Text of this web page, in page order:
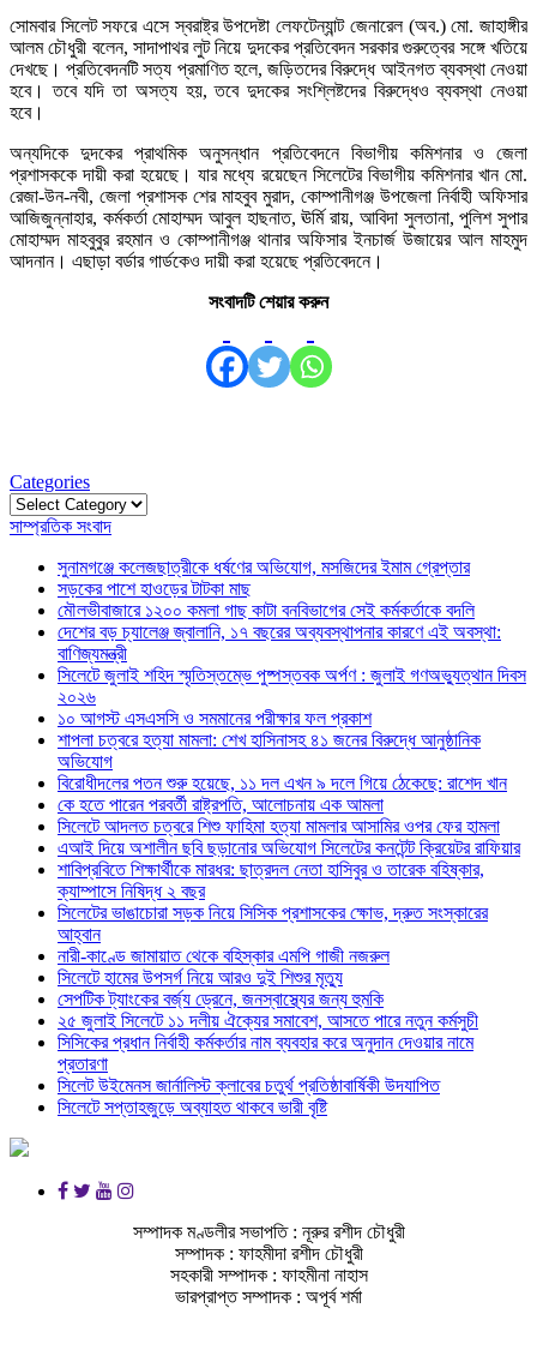
সোমবার সিলেট সফরে এসে স্বরাষ্ট্র উপদেষ্টা লেফটেন্যান্ট জেনারেল (অব.) মো. জাহাঙ্গীর
আলম চৌধুরী বলেন, সাদাপাথর লুট নিয়ে দুদকের প্রতিবেদন সরকার গুরুত্বের সঙ্গে খতিয়ে
দেখছে। প্রতিবেদনটি সত্য প্রমাণিত হলে, জড়িতদের বিরুদ্ধে আইনগত ব্যবস্থা নেওয়া
হবে। তবে যদি তা অসত্য হয়, তবে দুদকের সংশ্লিষ্টদের বিরুদ্ধেও ব্যবস্থা নেওয়া
হবে।
অন্যদিকে দুদকের প্রাথমিক অনুসন্ধান প্রতিবেদনে বিভাগীয় কমিশনার ও জেলা
প্রশাসককে দায়ী করা হয়েছে। যার মধ্যে রয়েছেন সিলেটের বিভাগীয় কমিশনার খান মো.
রেজা-উন-নবী, জেলা প্রশাসক শের মাহবুব মুরাদ, কোম্পানীগঞ্জ উপজেলা নির্বাহী অফিসার
আজিজুন্নাহার, কর্মকর্তা মোহাম্মদ আবুল হাছনাত, ঊর্মি রায়, আবিদা সুলতানা, পুলিশ সুপার
মোহাম্মদ মাহবুবুর রহমান ও কোম্পানীগঞ্জ থানার অফিসার ইনচার্জ উজায়ের আল মাহমুদ
আদনান। এছাড়া বর্ডার গার্ডকেও দায়ী করা হয়েছে প্রতিবেদনে।
সংবাদটি শেয়ার করুন
Categories
Categories
সাম্প্রতিক সংবাদ
সুনামগঞ্জে কলেজছাত্রীকে ধর্ষণের অভিযোগ, মসজিদের ইমাম গ্রেপ্তার
সড়কের পাশে হাওড়ের টাটকা মাছ
মৌলভীবাজারে ১২০০ কমলা গাছ কাটা বনবিভাগের সেই কর্মকর্তাকে বদলি
দেশের বড় চ্যালেঞ্জ জ্বালানি, ১৭ বছরের অব্যবস্থাপনার কারণে এই অবস্থা:
বাণিজ্যমন্ত্রী
সিলেটে জুলাই শহিদ স্মৃতিস্তম্ভে পুষ্পস্তবক অর্পণ : জুলাই গণঅভ্যুত্থান দিবস
২০২৬
১০ আগস্ট এসএসসি ও সমমানের পরীক্ষার ফল প্রকাশ
শাপলা চত্বরে হত্যা মামলা: শেখ হাসিনাসহ ৪১ জনের বিরুদ্ধে আনুষ্ঠানিক
অভিযোগ
বিরোধীদলের পতন শুরু হয়েছে, ১১ দল এখন ৯ দলে গিয়ে ঠেকেছে: রাশেদ খান
কে হতে পারেন পরবর্তী রাষ্ট্রপতি, আলোচনায় এক আমলা
সিলেটে আদলত চত্বরে শিশু ফাহিমা হত্যা মামলার আসামির ওপর ফের হামলা
এআই দিয়ে অশালীন ছবি ছড়ানোর অভিযোগ সিলেটের কনটেন্ট ক্রিয়েটর রাফিয়ার
শাবিপ্রবিতে শিক্ষার্থীকে মারধর: ছাত্রদল নেতা হাসিবুর ও তারেক বহিষ্কার,
ক্যাম্পাসে নিষিদ্ধ ২ বছর
সিলেটের ভাঙাচোরা সড়ক নিয়ে সিসিক প্রশাসকের ক্ষোভ, দ্রুত সংস্কারের
আহ্বান
নারী-কাণ্ডে জামায়াত থেকে বহিস্কার এমপি গাজী নজরুল
সিলেটে হামের উপসর্গ নিয়ে আরও দুই শিশুর মৃত্যু
সেপটিক ট্যাংকের বর্জ্য ড্রেনে, জনস্বাস্থ্যের জন্য হুমকি
২৫ জুলাই সিলেটে ১১ দলীয় ঐক্যের সমাবেশ, আসতে পারে নতুন কর্মসুচী
সিসিকের প্রধান নির্বাহী কর্মকর্তার নাম ব্যবহার করে অনুদান দেওয়ার নামে
প্রতারণা
সিলেট উইমেনস জার্নালিস্ট ক্লাবের চতুর্থ প্রতিষ্ঠাবার্ষিকী উদযাপিত
সিলেটে সপ্তাহজুড়ে অব্যাহত থাকবে ভারী বৃষ্টি
সম্পাদক মণ্ডলীর সভাপতি : নূরুর রশীদ চৌধুরী
সম্পাদক : ফাহমীদা রশীদ চৌধুরী
সহকারী সম্পাদক : ফাহমীনা নাহাস
ভারপ্রাপ্ত সম্পাদক : অপূর্ব শর্মা